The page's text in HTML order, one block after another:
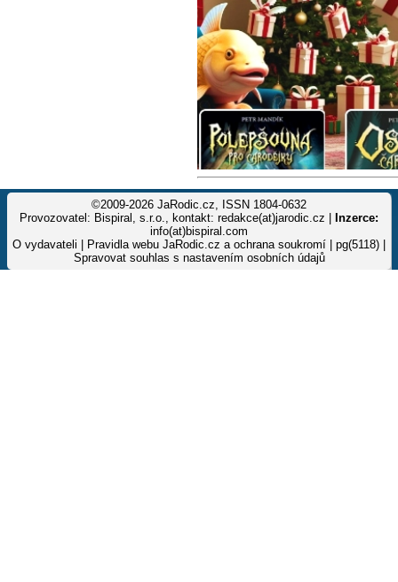
©2009-2026 JaRodic.cz, ISSN 1804-0632
Provozovatel: Bispiral, s.r.o., kontakt: redakce(at)jarodic.cz |
Inzerce:
info(at)bispiral.com
O vydavateli
Pravidla webu JaRodic.cz a ochrana soukromí | pg(5118) |
Spravovat souhlas s nastavením osobních údajů